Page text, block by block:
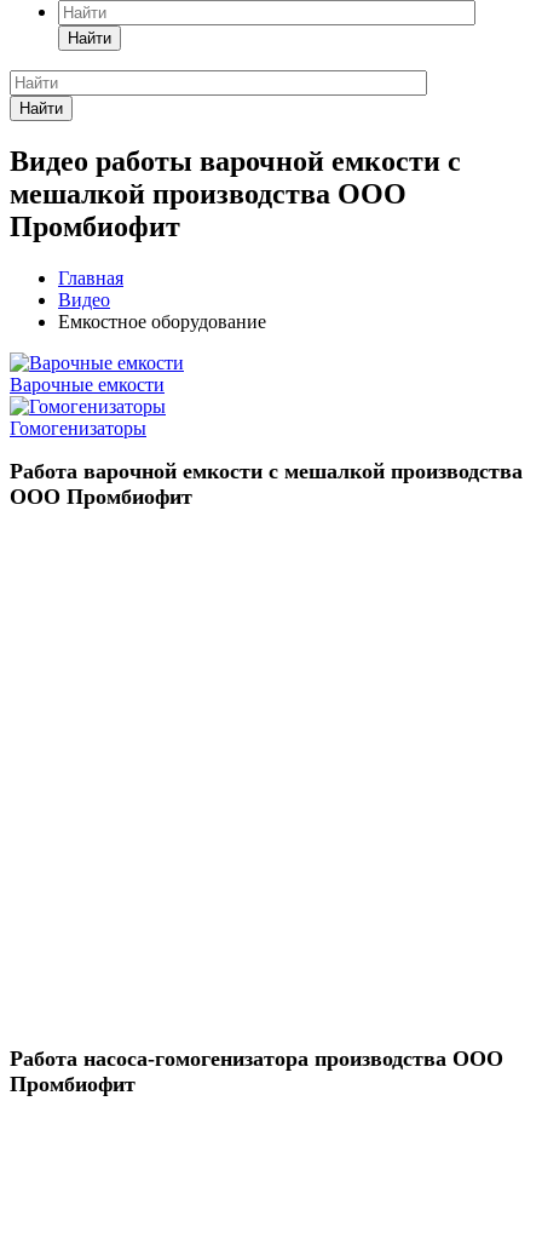
Найти
Найти
Видео работы варочной емкости с
мешалкой производства ООО
Промбиофит
Главная
Видео
Емкостное оборудование
Варочные емкости
Гомогенизаторы
Работа варочной емкости с мешалкой производства
ООО Промбиофит
Работа насоса-гомогенизатора производства ООО
Промбиофит